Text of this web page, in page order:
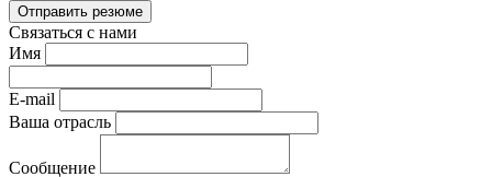
Отправить резюме
Связаться с нами
Имя
E-mail
Ваша отрасль
Сообщение